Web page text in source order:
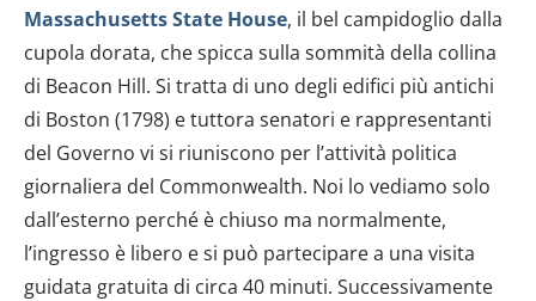
Massachusetts State House, il bel campidoglio dalla
cupola dorata, che spicca sulla sommità della collina
di Beacon Hill. Si tratta di uno degli edifici più antichi
di Boston (1798) e tuttora senatori e rappresentanti
del Governo vi si riuniscono per l’attività politica
giornaliera del Commonwealth. Noi lo vediamo solo
dall’esterno perché è chiuso ma normalmente,
l’ingresso è libero e si può partecipare a una visita
guidata gratuita di circa 40 minuti. Successivamente